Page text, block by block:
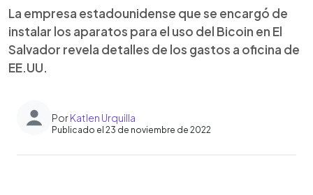
La empresa estadounidense que se encargó de
instalar los aparatos para el uso del Bicoin en El
Salvador revela detalles de los gastos a oficina de
EE.UU.
PorKatlen Urquilla
Publicado el 23 de noviembre de 2022